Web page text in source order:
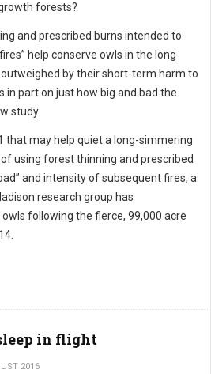
forests?
and prescribed burns intended to
help conserve owls in the long
by their short-term harm to
in part on just how big and bad the
study.
that may help quiet a long-simmering
using forest thinning and prescribed
and intensity of subsequent fires, a
research group has
following the fierce, 99,000 acre
in flight
2016